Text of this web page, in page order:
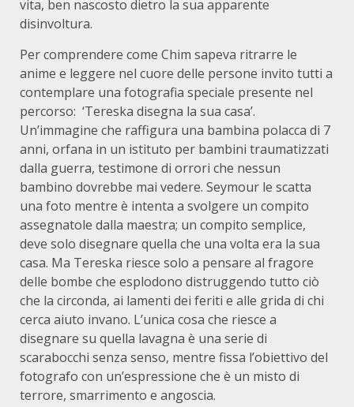
vita, ben nascosto dietro la sua apparente
disinvoltura.
Per comprendere come Chim sapeva ritrarre le
anime e leggere nel cuore delle persone invito tutti a
contemplare una fotografia speciale presente nel
percorso: ‘Tereska disegna la sua casa’.
Un’immagine che raffigura una bambina polacca di 7
anni, orfana in un istituto per bambini traumatizzati
dalla guerra, testimone di orrori che nessun
bambino dovrebbe mai vedere. Seymour le scatta
una foto mentre è intenta a svolgere un compito
assegnatole dalla maestra; un compito semplice,
deve solo disegnare quella che una volta era la sua
casa. Ma Tereska riesce solo a pensare al fragore
delle bombe che esplodono distruggendo tutto ciò
che la circonda, ai lamenti dei feriti e alle grida di chi
cerca aiuto invano. L’unica cosa che riesce a
disegnare su quella lavagna è una serie di
scarabocchi senza senso, mentre fissa l’obiettivo del
fotografo con un’espressione che è un misto di
terrore, smarrimento e angoscia.